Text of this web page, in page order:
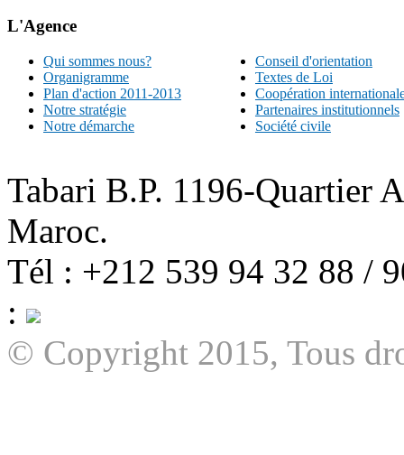
L'Agence
Qui sommes nous?
Organigramme
Plan d'action 2011-2013
Notre stratégie
Notre démarche
Conseil d'orientation
Textes de Loi
Coopération
Partenaires institutionnels
Société civile
Tabari B.P. 1196-Quartier
Maroc.
Tél : +212 539 94 32 88 /
:
© Copyright 2015, Tous